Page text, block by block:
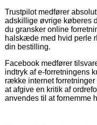
Trustpilot medfører
adskillige øvrige køberes
du gransker online
halskæde med hvid perle
din bestilling.
Facebook medfører
indtryk af e-forretningens
række internet
at afgive en kritik af
anvendes til at fornemme